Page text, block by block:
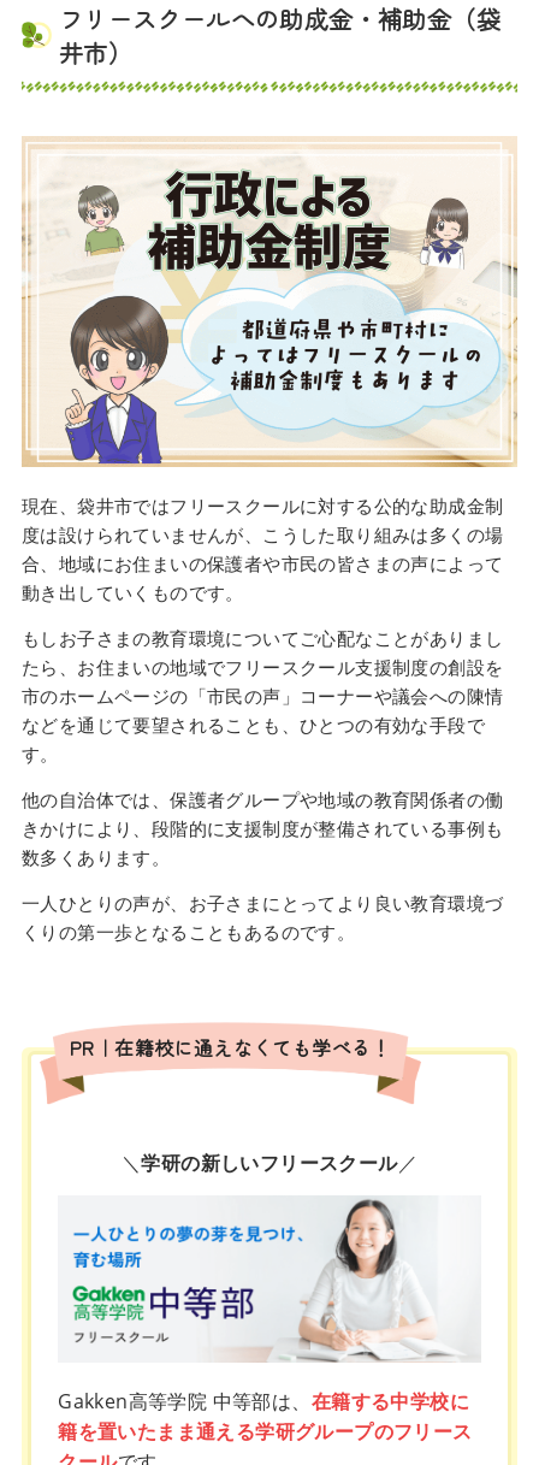
フリースクールへの助成金・補助金（袋
井市）
現在、袋井市ではフリースクールに対する公的な助成金制
度は設けられていませんが、こうした取り組みは多くの場
合、地域にお住まいの保護者や市民の皆さまの声によって
動き出していくものです。
もしお子さまの教育環境についてご心配なことがありまし
たら、お住まいの地域でフリースクール支援制度の創設を
市のホームページの「市民の声」コーナーや議会への陳情
などを通じて要望されることも、ひとつの有効な手段で
す。
他の自治体では、保護者グループや地域の教育関係者の働
きかけにより、段階的に支援制度が整備されている事例も
数多くあります。
一人ひとりの声が、お子さまにとってより良い教育環境づ
くりの第一歩となることもあるのです。
PR｜在籍校に通えなくても学べる！
＼学研の新しいフリースクール／
Gakken高等学院 中等部は、 在籍する中学校に
籍を置いたまま通える学研グループのフリース